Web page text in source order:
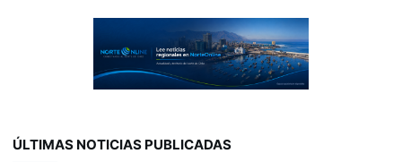
ÚLTIMAS NOTICIAS PUBLICADAS